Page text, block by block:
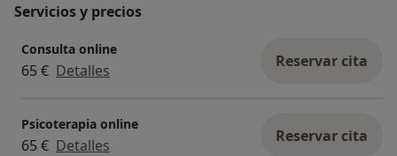
Servicios y precios
Consulta online
65 € Detalles Reservar cita
Psicoterapia online
65 € Detalles Reservar cita